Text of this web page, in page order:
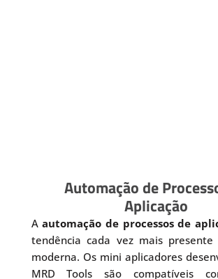
Automação de
Aplicação
Aautomação de processos de
tendência cada vez mais
moderna. Os mini aplicadores
MRD Tools são compatíveis